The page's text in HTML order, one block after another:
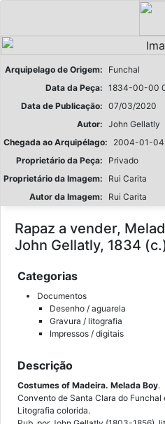
Arquipelago de Origem:
Funchal
Data da Peça: 1834-00-00
Data de Publicação: 07/03/2020
Autor: John Gellatly
Chegada ao Arquipélago:
2004-01-04
Proprietário da Peça:
Privado
Proprietário da Imagem:
Rui Carita
Autor da Imagem:
Rui Carita
Rapaz a vender,
John Gellatly, 1834
Categorias
Documentos
Desenho / aguarela
Gravura / litografia
Impressos / digitais
Descrição
Costumes of Madeira. Melada Boy.
Convento de Santa Clara do Funchal
Litografia colorida.